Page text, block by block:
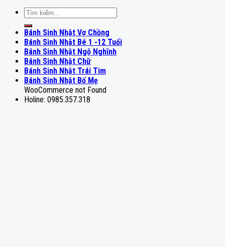
Bánh Sinh Nhật Vợ Chồng
Bánh Sinh Nhật Bé 1 -12 Tuổi
Bánh Sinh Nhật Ngộ Nghĩnh
Bánh Sinh Nhật Chữ
Bánh Sinh Nhật Trái Tim
Bánh Sinh Nhật Bố Mẹ
WooCommerce not Found
Holine: 0985.357.318